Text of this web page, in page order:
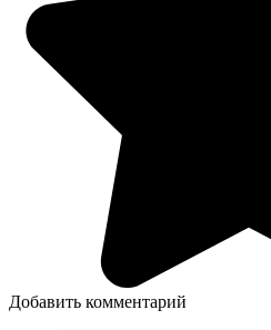
Добавить комментарий